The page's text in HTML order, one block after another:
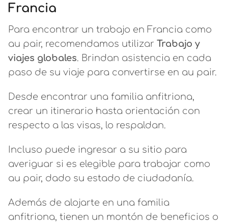
Francia
Para encontrar un trabajo en Francia como
au pair, recomendamos utilizar Trabajo y
viajes globales. Brindan asistencia en cada
paso de su viaje para convertirse en au pair.
Desde encontrar una familia anfitriona,
crear un itinerario hasta orientación con
respecto a las visas, lo respaldan.
Incluso puede ingresar a su sitio para
averiguar si es elegible para trabajar como
au pair, dado su estado de ciudadanía.
Además de alojarte en una familia
anfitriona, tienen un montón de beneficios o